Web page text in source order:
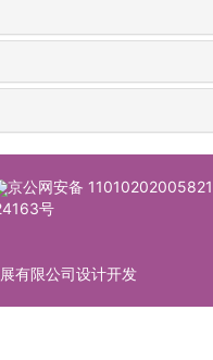
京公网安备 11010202005821
号
有限公司设计开发